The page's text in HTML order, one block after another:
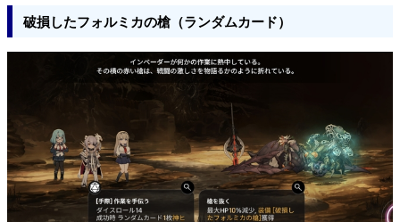
破損したフォルミカの槍（ランダムカード）